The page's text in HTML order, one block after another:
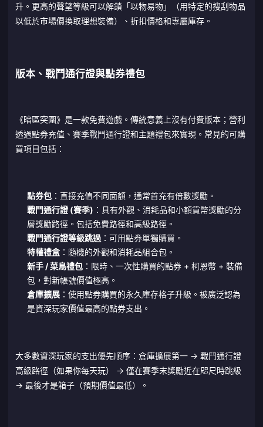
升。更高的聲望等級可以解鎖「以物易物」（用特定的搜刮物品
以低於市場價換取理想裝備）、折扣價格和專屬庫存。
版本、戰鬥通行證與點券禮包
《暗區突圍》是一款免費遊戲。傳統意義上沒有付費版本；營利
透過點券充值、賽季戰鬥通行證和主題禮包來實現。常見的可購
買項目包括：
點券包：直接充值不同面額，通常首充有倍數獎勵。
戰鬥通行證 (賽季) ：具有外觀、消耗品和小額貨幣獎勵的分
層獎勵路徑。包括免費路徑和高級路徑。
戰鬥通行證等級跳過：可用點券單獨購買。
特權禮盒：隨機的外觀和消耗品組合包。
新手 / 菜鳥禮包：限時、一次性購買的點券 + 柯恩幣 + 裝備
包，對新帳號價值極高。
倉庫擴展：使用點券購買的永久庫存格子升級。被廣泛認為
是資深玩家價值最高的點券支出。
大多數資深玩家的支出優先順序：倉庫擴展第一 → 戰鬥通行證
高級路徑（如果你每天玩） → 僅在賽季末獎勵近在咫尺時跳級
→ 最後才是箱子（預期價值最低）。